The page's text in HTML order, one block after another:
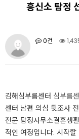
흥신소 탐정
0건
김해심부름센터 심부름
센터 남편 의심 뒷조사
전문 탐정사무소결혼생
적인 여정입니다. 시작